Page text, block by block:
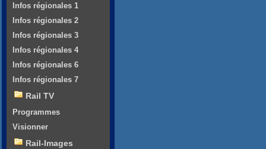
Infos régionales 1
Infos régionales 2
Infos régionales 3
Infos régionales 4
Infos régionales 6
Infos régionales 7
Rail TV
Programmes
Visionner
Rail-Images